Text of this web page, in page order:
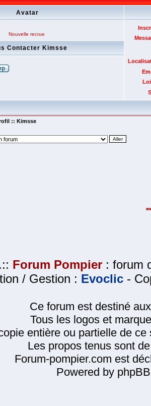
Avatar
Nouvelle recrue
Contacter Kimsse
:: Kimsse
.:: Forum Pompier : forum
/ Gestion : Evoclic -
Ce forum est destiné
Tous les logos et
entière ou partielle de
Les propos tenus sont
Forum-pompier.com est
Powered by